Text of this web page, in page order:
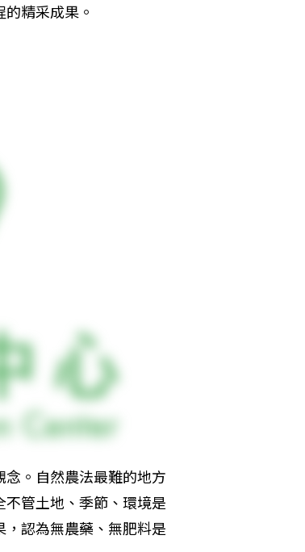
精采成果。
。自然農法最難的地方
管土地、季節、環境是
認為無農藥、無肥料是